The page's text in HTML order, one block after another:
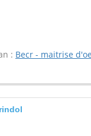
: Becr - maitrise